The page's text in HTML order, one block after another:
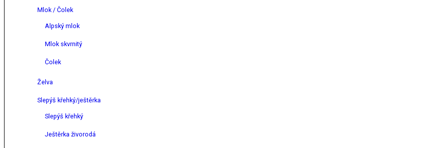
Mlok / Čolek
Alpský mlok
Mlok skvrnitý
Čolek
Želva
Slepýš křehký/ještěrka
Slepýš křehký
Ještěrka živorodá